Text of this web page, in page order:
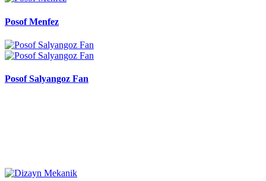
Posof Menfez
Posof Salyangoz Fan